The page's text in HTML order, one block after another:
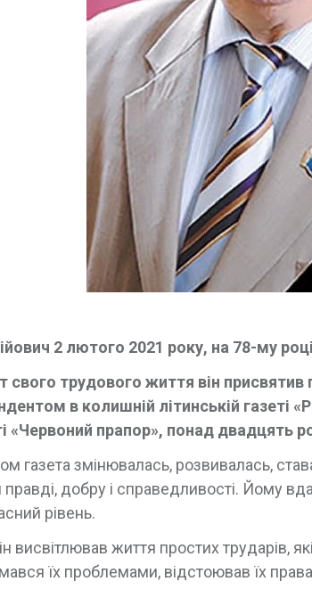
2 лютого 2021 року, на 78-му
свого трудового життя він присвятив
в колишній літинській газеті
«Червоний прапор», понад двадцять
газета змінювалась, розвивалась,
добру і справедливості. Йому
рівень.
висвітлював життя простих
їх проблемами, відстоював їх